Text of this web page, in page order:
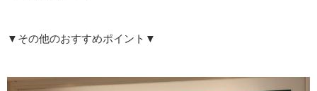
▼その他のおすすめポイント▼